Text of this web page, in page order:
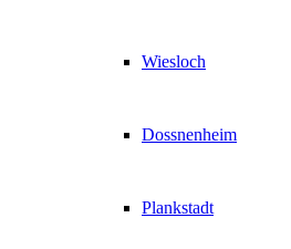
Wiesloch
Dossnenheim
Plankstadt